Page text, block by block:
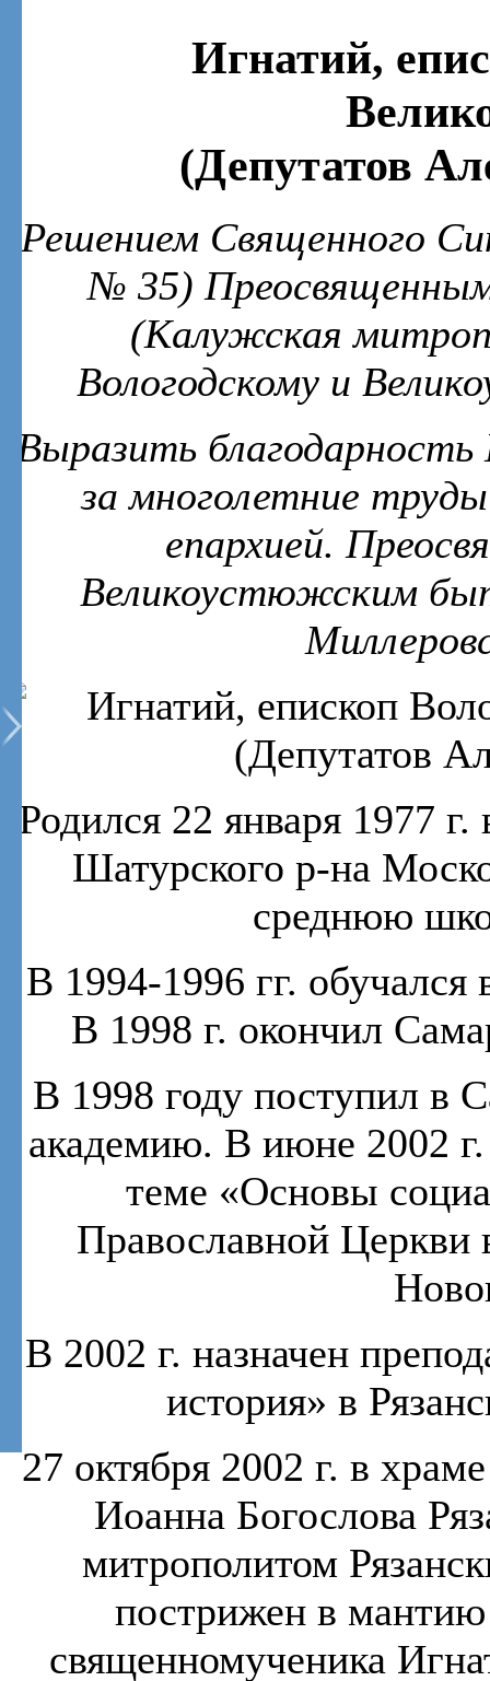
Игнатий,
(Депутатов
Решением Священного
№ 35)
(Калужская
Вологодскому и
Выразить
за многолетние
епархией.
Великоустюжским
Родился 22 января 1977
Шатурского р-на
среднюю
В 1994-1996 гг.
В 1998 г. окончил
В 1998 году поступил в
академию. В июне 2002
теме «Основы
Православной Церкви
В 2002 г. назначен
история» в
27 октября 2002 г. в
Иоанна Богослова
митрополитом
пострижен в
священномученика